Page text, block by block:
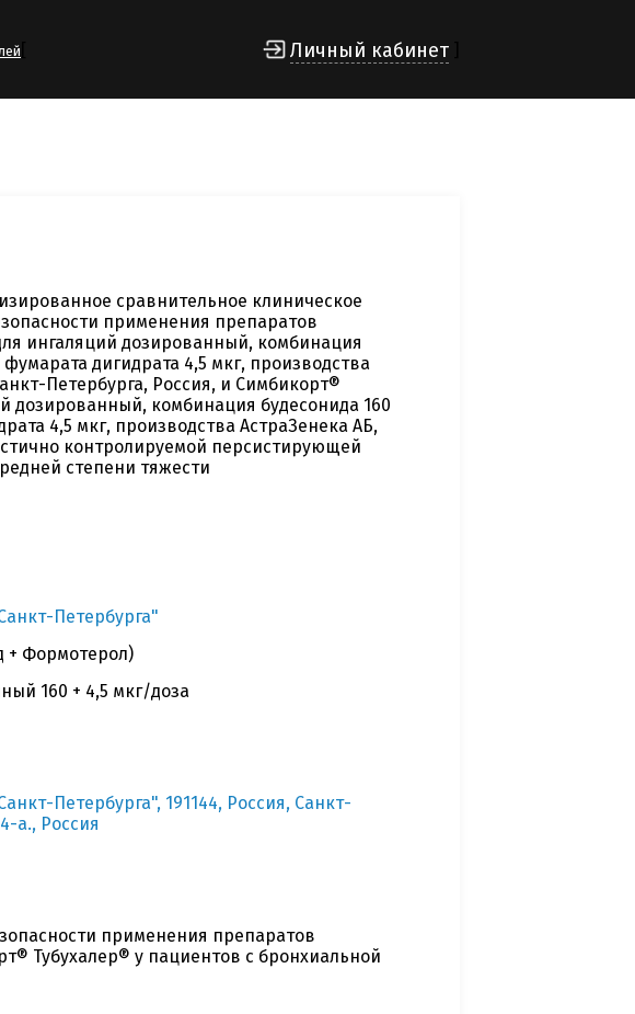
Личный кабинет
сравнительное клиническое
применения препаратов
ингаляций дозированный, комбинация
дигидрата 4,5 мкг, производства
Петербурга, Россия, и Симбикорт®
дозированный, комбинация будесонида 160
4,5 мкг, производства АстраЗенека АБ,
контролируемой персистирующей
степени тяжести
Петербурга"
+ Формотерол)
160 + 4,5 мкг/доза
Петербурга", 191144, Россия, Санкт-
а., Россия
применения препаратов
Тубухалер® у пациентов с бронхиальной